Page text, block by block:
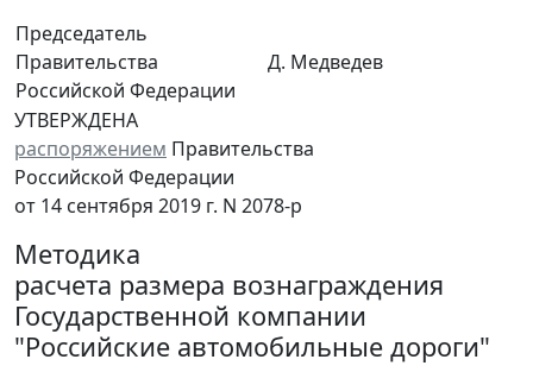
Председатель
Правительства
Российской Федерации
Д. Медведев
УТВЕРЖДЕНА
распоряжением Правительства
Российской Федерации
от 14 сентября 2019 г. N 2078-р
Методика
расчета размера вознаграждения
Государственной компании
"Российские автомобильные дороги"